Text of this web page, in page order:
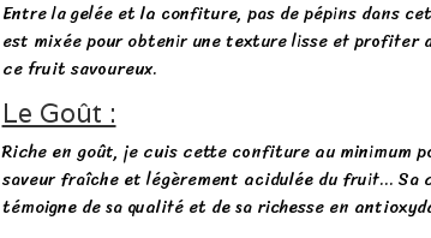
Entre la gelée et la confiture, pas de pépins dans
est mixée pour obtenir une texture lisse et profiter
ce fruit savoureux.
Le Goût :
Riche en goût, je cuis cette confiture au minimum
saveur fraîche et légèrement acidulée du fruit… Sa
témoigne de sa qualité et de sa richesse en